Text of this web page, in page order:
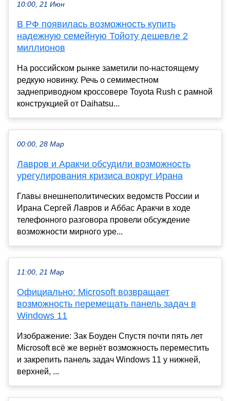
10:00, 21 Июн
В РФ появилась возможность купить
надежную семейную Тойоту дешевле 2
миллионов
На российском рынке заметили по-настоящему
редкую новинку. Речь о семиместном
заднеприводном кроссовере Toyota Rush с рамной
конструкцией от Daihatsu...
00:00, 28 Мар
Лавров и Аракчи обсудили возможность
урегулирования кризиса вокруг Ирана
Главы внешнеполитических ведомств России и
Ирана Сергей Лавров и Аббас Аракчи в ходе
телефонного разговора провели обсуждение
возможности мирного уре...
11:00, 21 Мар
Официально: Microsoft возвращает
возможность перемещать панель задач в
Windows 11
Изображение: Зак Боуден Спустя почти пять лет
Microsoft всё же вернёт возможность переместить
и закрепить панель задач Windows 11 у нижней,
верхней, ...